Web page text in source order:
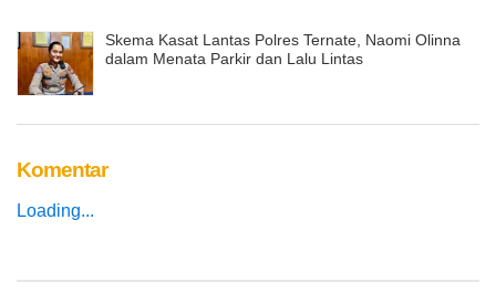
Skema Kasat Lantas Polres Ternate, Naomi Olinna
dalam Menata Parkir dan Lalu Lintas
Komentar
Loading...